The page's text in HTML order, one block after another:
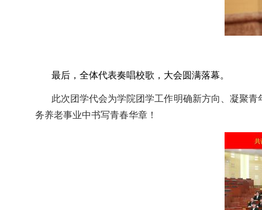
最后，全体代表奏唱校歌，大会圆满落幕。
此次团学代会为学院团学工作明确新方向、凝聚
务养老事业中书写青春华章！